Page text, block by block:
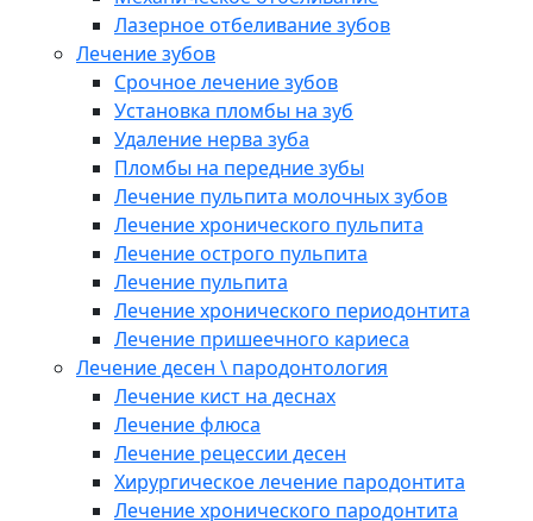
Лазерное отбеливание зубов
Лечение зубов
Срочное лечение зубов
Установка пломбы на зуб
Удаление нерва зуба
Пломбы на передние зубы
Лечение пульпита молочных зубов
Лечение хронического пульпита
Лечение острого пульпита
Лечение пульпита
Лечение хронического периодонтита
Лечение пришеечного кариеса
Лечение десен \ пародонтология
Лечение кист на деснах
Лечение флюса
Лечение рецессии десен
Хирургическое лечение пародонтита
Лечение хронического пародонтита